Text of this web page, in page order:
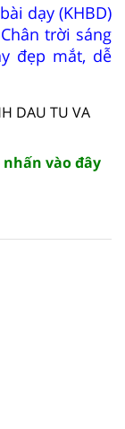
dạy (KHBD)
trời sáng
đẹp mắt, dễ
DAU TU VA
nhấn vào đây